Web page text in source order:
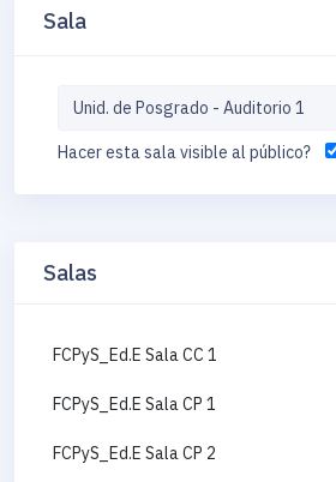
Sala
Hacer esta sala visible al público?
Salas
FCPyS_Ed.E Sala CC 1
FCPyS_Ed.E Sala CP 1
FCPyS_Ed.E Sala CP 2